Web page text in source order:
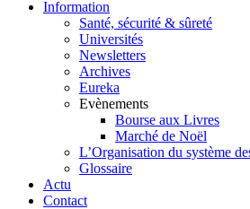
Information
Santé, sécurité & sûreté
Universités
Newsletters
Archives
Eureka
Evènements
Bourse aux Livres
Marché de Noël
L’Organisation du système
Glossaire
Actu
Contact